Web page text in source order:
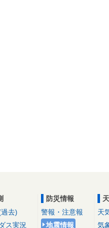
去)
ス実況
防災情報
警報・注意報
地震情報
天
気